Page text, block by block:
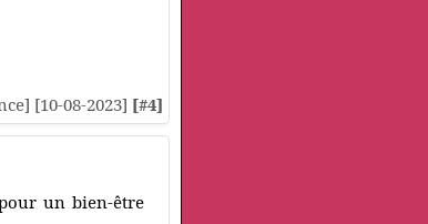
[10-08-2023] [#4]
un bien-être